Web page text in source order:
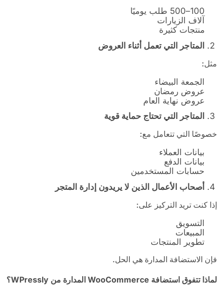
100–500 طلب يوميًا
آلاف الزيارات
منتجات كثيرة
المتاجر التي تعمل أثناء العروض
مثل:
الجمعة البيضاء
عروض رمضان
عروض نهاية العام
المتاجر التي تحتاج حماية قوية
خصوصًا التي تتعامل مع:
بيانات العملاء
بيانات الدفع
حسابات المستخدمين
أصحاب الأعمال الذين لا يريدون إدارة المتجر
إذا كنت تريد التركيز على:
التسويق
المبيعات
تطوير المنتجات
فإن الاستضافة المدارة هي الحل.
لماذا تتفوق استضافة المدارة من ؟